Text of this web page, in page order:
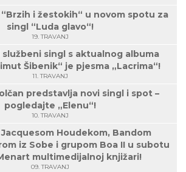
i žestokih“ u novom spotu za
singl “Luda glavo“!
19. TRAVANJ
službeni singl s aktualnog albuma
Šibenik“ je pjesma „Lacrima“!
11. TRAVANJ
predstavlja novi singl i spot –
pogledajte „Elenu“!
10. TRAVANJ
Houdekom, Bandom
iz Sobe i grupom Boa II u subotu
multimedijalnoj knjižari!
09. TRAVANJ